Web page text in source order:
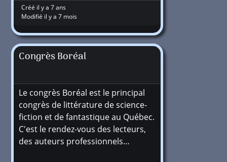
Créé il y a 7 ans
Modifié il y a 7 mois
Congrès Boréal
Le congrès Boréal est le principal
congrès de littérature de science-
fiction et de fantastique au Québec.
C'est le rendez-vous des lecteurs,
des auteurs professionnels…